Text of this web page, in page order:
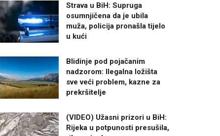
Strava u BiH: Supruga
osumnjičena da je ubila
muža, policija pronašla tijelo
u kući
Blidinje pod pojačanim
nadzorom: Ilegalna ložišta
sve veći problem, kazne za
prekršitelje
(VIDEO) Užasni prizori u BiH:
Rijeka u potpunosti presušila,